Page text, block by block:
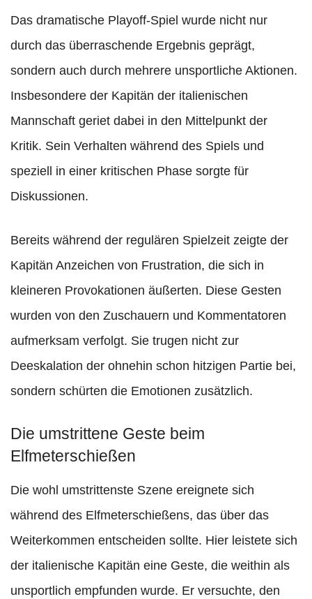
Das dramatische Playoff-Spiel wurde nicht nur
durch das überraschende Ergebnis geprägt,
sondern auch durch mehrere unsportliche Aktionen.
Insbesondere der Kapitän der italienischen
Mannschaft geriet dabei in den Mittelpunkt der
Kritik. Sein Verhalten während des Spiels und
speziell in einer kritischen Phase sorgte für
Diskussionen.
Bereits während der regulären Spielzeit zeigte der
Kapitän Anzeichen von Frustration, die sich in
kleineren Provokationen äußerten. Diese Gesten
wurden von den Zuschauern und Kommentatoren
aufmerksam verfolgt. Sie trugen nicht zur
Deeskalation der ohnehin schon hitzigen Partie bei,
sondern schürten die Emotionen zusätzlich.
Die umstrittene Geste beim
Elfmeterschießen
Die wohl umstrittenste Szene ereignete sich
während des Elfmeterschießens, das über das
Weiterkommen entscheiden sollte. Hier leistete sich
der italienische Kapitän eine Geste, die weithin als
unsportlich empfunden wurde. Er versuchte, den